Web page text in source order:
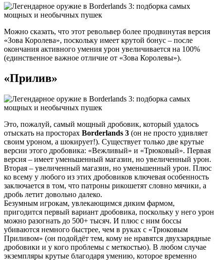
Можно сказать, что этот револьвер более продвинутая версия
«Зова Королева», поскольку имеет крутой бонус – после
окончания активного умения урон увеличивается на 100%
(единственное важное отличие от «Зова Королевы»).
«Прилив»
Это, пожалуй, самый мощный дробовик, который удалось
отыскать на просторах Borderlands 3 (он не просто удивляет
своим уроном, а шокирует!). Существует только две крутые
версии этого дробовика: «Вежливый» и «Трюковый». Первая
версия – имеет уменьшенный магазин, но увеличенный урон.
Вторая – увеличенный магазин, но уменьшенный урон. Плюс
ко всему у любого из этих дробовиков ключевая особенность
заключается в том, что патроны рикошетят словно мячики, а
дробь летит довольно далеко.
Безумным игрокам, увлекающимся диким фармом,
пригодится первый вариант дробовика, поскольку у него урон
можно разогнать до 500+ тысяч. И плюс с ним боссы
убиваются немного быстрее, чем в руках с «Трюковым
Приливом» (он подойдёт тем, кому не нравятся двухзарядные
дробовики и у кого проблемы с меткостью). В любом случае
экземпляры крутые благодаря умению, которое временно